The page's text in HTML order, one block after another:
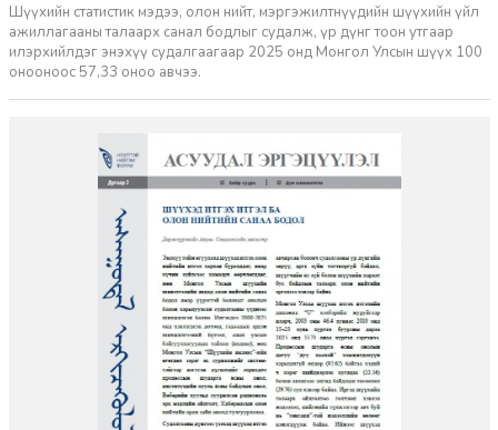
Шүүхийн статистик мэдээ, олон нийт, мэргэжилтнүүдийн шүүхийн үйл
ажиллагааны талаарх санал бодлыг судалж, үр дүнг тоон утгаар
илэрхийлдэг энэхүү судалгаагаар 2025 онд Монгол Улсын шүүх 100
онооноос 57,33 оноо авчээ.